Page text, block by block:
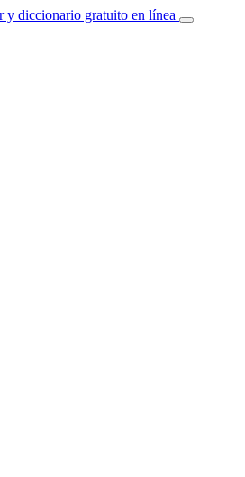
y diccionario gratuito en línea